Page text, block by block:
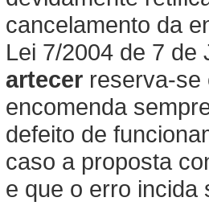
cancelamento da
Lei 7/2004 de 7 de
artecer reserva-se
encomenda
defeito de
caso a proposta
e que o erro incida